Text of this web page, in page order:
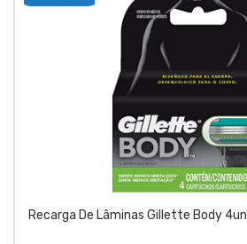
Recarga De Lâminas Gillette Body 4un